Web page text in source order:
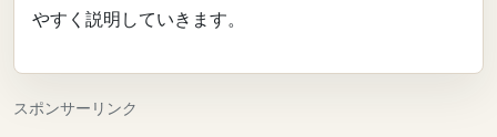
やすく説明していきます。
スポンサーリンク